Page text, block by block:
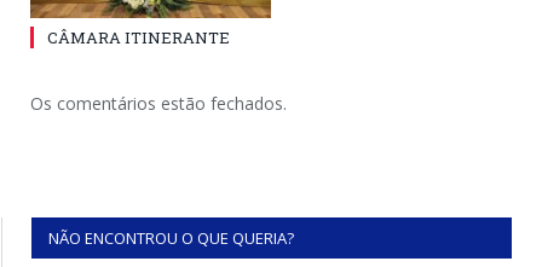
CÂMARA ITINERANTE
Os comentários estão fechados.
NÃO ENCONTROU O QUE QUERIA?